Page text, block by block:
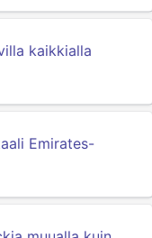
kaikkialla
Emirates-